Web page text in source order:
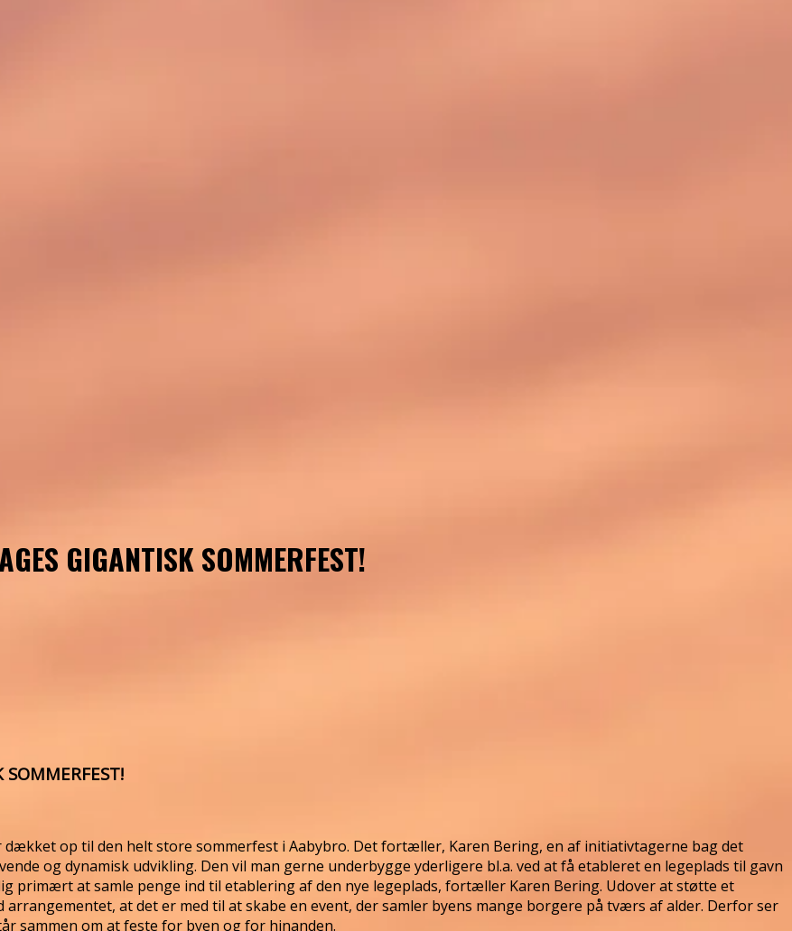
GIGANTISK SOMMERFEST!
SOMMERFEST!
dækket op til den helt store sommerfest i Aabybro. Det fortæller, Karen Bering, en af initiativtagerne bag det
og dynamisk udvikling. Den vil man gerne underbygge yderligere bl.a. ved at få etableret en legeplads til gavn
primært at samle penge ind til etablering af den nye legeplads, fortæller Karen Bering. Udover at støtte et
at det er med til at skabe en event, der samler byens mange borgere på tværs af alder. Derfor ser
sammen om at feste for byen og for hinanden.